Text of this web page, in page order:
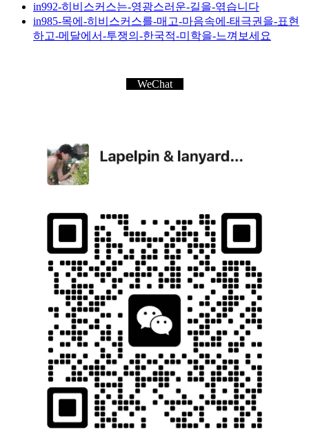
in992-히비스커스는-영광스러운-길을-엮습니다
in985-목에-히비스커스를-매고-마음속에-태극권을-표현
하고-메달에서-투쟁의-한국적-미학을-느껴보세요
WeChat